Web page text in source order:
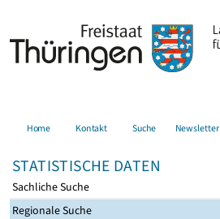
Home Kontakt Suche Newsletter
STATISTISCHE DATEN
Sachliche Suche
Regionale Suche